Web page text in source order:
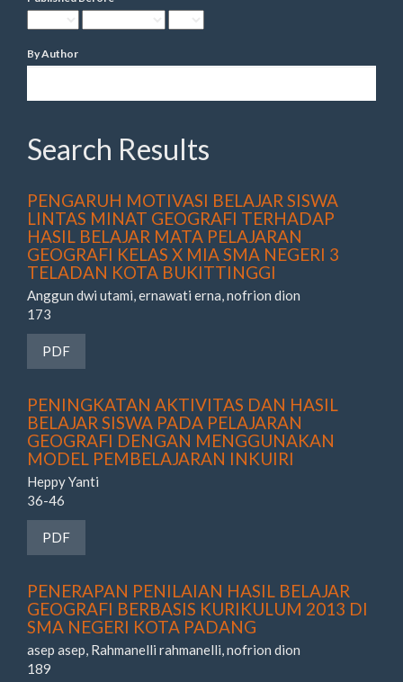
By Author
Search Results
PENGARUH MOTIVASI BELAJAR SISWA
LINTAS MINAT GEOGRAFI TERHADAP
HASIL BELAJAR MATA PELAJARAN
GEOGRAFI KELAS X MIA SMA NEGERI 3
TELADAN KOTA BUKITTINGGI
Anggun dwi utami, ernawati erna, nofrion dion
173
Requires Subscription
PDF
PENINGKATAN AKTIVITAS DAN HASIL
BELAJAR SISWA PADA PELAJARAN
GEOGRAFI DENGAN MENGGUNAKAN
MODEL PEMBELAJARAN INKUIRI
Heppy Yanti
36-46
Requires Subscription
PDF
PENERAPAN PENILAIAN HASIL BELAJAR
GEOGRAFI BERBASIS KURIKULUM 2013 DI
SMA NEGERI KOTA PADANG
asep asep, Rahmanelli rahmanelli, nofrion dion
189